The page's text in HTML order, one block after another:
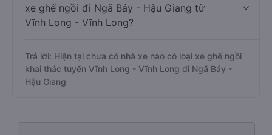
xe ghế ngồi đi Ngã Bảy - Hậu Giang từ
Vĩnh Long - Vĩnh Long?
Trả lời: Hiện tại chưa có nhà xe nào có loại xe ghế ngồi
khai thác tuyến Vĩnh Long - Vĩnh Long đi Ngã Bảy -
Hậu Giang